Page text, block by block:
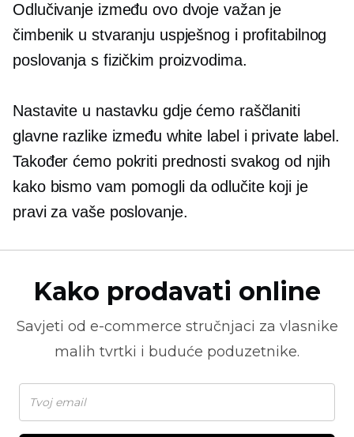
Odlučivanje između ovo dvoje važan je
čimbenik u stvaranju uspješnog i profitabilnog
poslovanja s fizičkim proizvodima.
Nastavite u nastavku gdje ćemo raščlaniti
glavne razlike između white label i private label.
Također ćemo pokriti prednosti svakog od njih
kako bismo vam pomogli da odlučite koji je
pravi za vaše poslovanje.
Kako prodavati online
Savjeti od e-commerce stručnjaci za vlasnike
malih tvrtki i buduće poduzetnike.